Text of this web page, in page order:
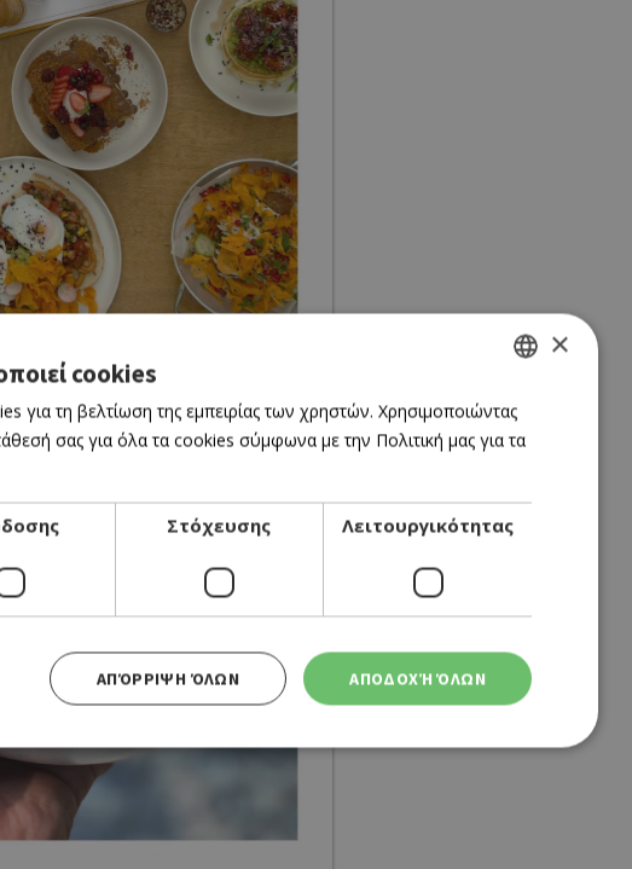
GREEK
ENGLISH
×
cookies
για τη βελτίωση της εμπειρίας των χρηστών. Χρησιμοποιώντας
σας για όλα τα cookies σύμφωνα με την Πολιτική μας για τα
Στόχευσης Λειτουργικότητας
ΑΠΟΔΟΧΉ ΌΛΩΝ
ΑΠΌΡΡΙΨΗ ΌΛΩΝ
Απόδοσης
του ιστότοπου, όπως τη σύνδεση χρήστη και τη διαχείριση λογαριασμού. Ο